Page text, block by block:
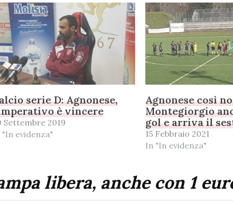
serie D: Agnonese,
è vincere
Settembre 2019
"In evidenza"
Agnonese così
Montegiorgio
gol e arriva il
15 Febbraio 2021
In "In evidenza"
libera, anche con 1